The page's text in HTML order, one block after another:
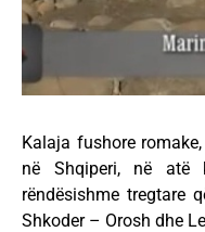
Kalaja fushore
në Shqiperi, në atë
rëndësishme tregtare
Shkoder – Orosh dhe